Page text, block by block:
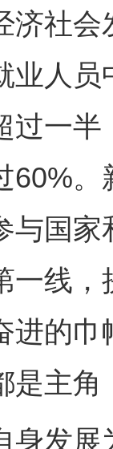
济社会
业人
过一
60%
与国
一线
进的
是主角
发展